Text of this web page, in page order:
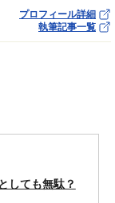
プロフィール詳細
執筆記事一覧
しても無駄？